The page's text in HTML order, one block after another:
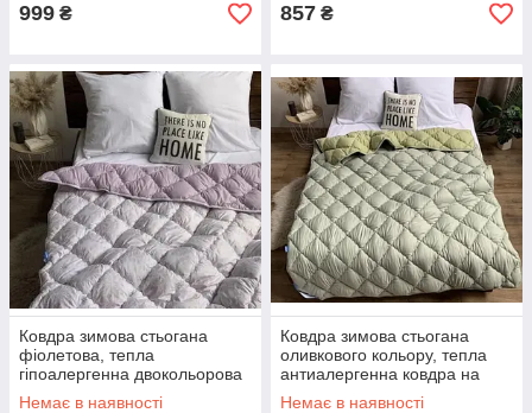
999 ₴ 857 ₴
Ковдра зимова стьогана
фіолетова, тепла
гіпоалергенна двокольорова
ковдра на холлофайбері
Немає в наявності
Ковдра зимова стьогана
оливкового кольору, тепла
антиалергенна ковдра на
холлофайбері
Немає в наявності